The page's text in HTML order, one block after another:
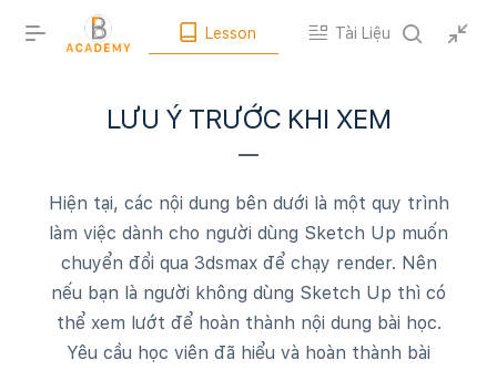
Lesson Tài Liệu
LƯU Ý TRƯỚC KHI XEM
Hiện tại, các nội dung bên dưới là một quy trình
làm việc dành cho người dùng Sketch Up muốn
chuyển đổi qua 3dsmax để chạy render. Nên
nếu bạn là người không dùng Sketch Up thì có
thể xem lướt để hoàn thành nội dung bài học.
Yêu cầu học viên đã hiểu và hoàn thành bài